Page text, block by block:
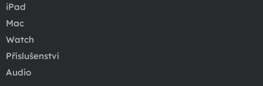
iPad
Mac
Watch
Příslušenství
Audio